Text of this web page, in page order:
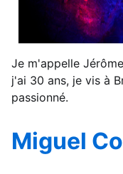
Je m'appelle
j'ai 30 ans, je vis à
passionné.
Miguel